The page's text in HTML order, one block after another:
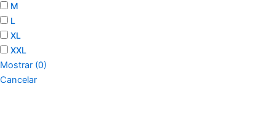
M
L
XL
XXL
Mostrar (0)
Cancelar